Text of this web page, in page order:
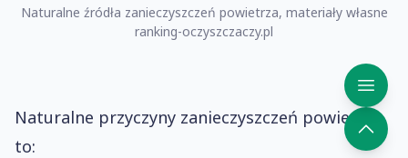
Naturalne źródła zanieczyszczeń powietrza, materiały własne
ranking-oczyszczaczy.pl
Naturalne przyczyny zanieczyszczeń powietrza
to: